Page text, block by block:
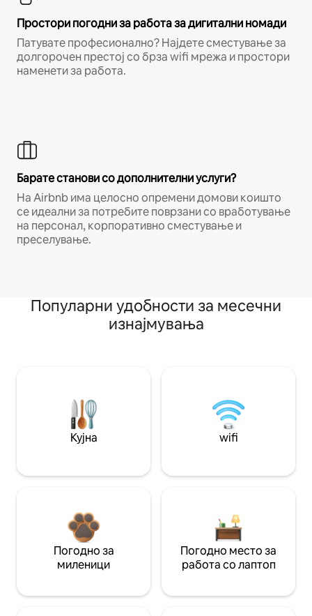
Простори погодни за работа за дигитални номади
Патувате професионално? Најдете сместување за
долгорочен престој со брза wifi мрежа и простори
наменети за работа.
Барате станови со дополнителни услуги?
На Airbnb има целосно опремени домови коишто
се идеални за потребите поврзани со вработување
на персонал, корпоративно сместување и
преселување.
Популарни удобности за месечни
изнајмувања
Кујна wifi
Погодно за
миленици
Погодно место за
работа со лаптоп